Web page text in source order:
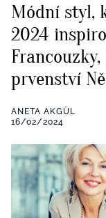
Všechny kategorie
Rozhovory
RETROHUBKY
PSYCHOLOGIE
Seberozvoj
ZDRAVÍ
Životní styl
ZÁBAVA
Všechny
Testy a kvízy
BYDLENÍ
Všechny kategorie
Módní styl,
2024
prvenství
ANETA AKGÜL
16/02/2024